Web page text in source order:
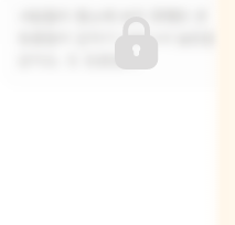
동물들이 갑자기 나타나서 놀랐을 것
같아요. 또 동물들의